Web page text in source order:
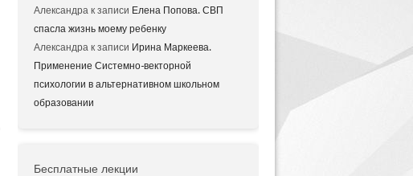
Александра к записи Елена Попова. СВП
спасла жизнь моему ребенку
Александра к записи Ирина Маркеева.
Применение Системно-векторной
психологии в альтернативном школьном
образовании
Бесплатные лекции